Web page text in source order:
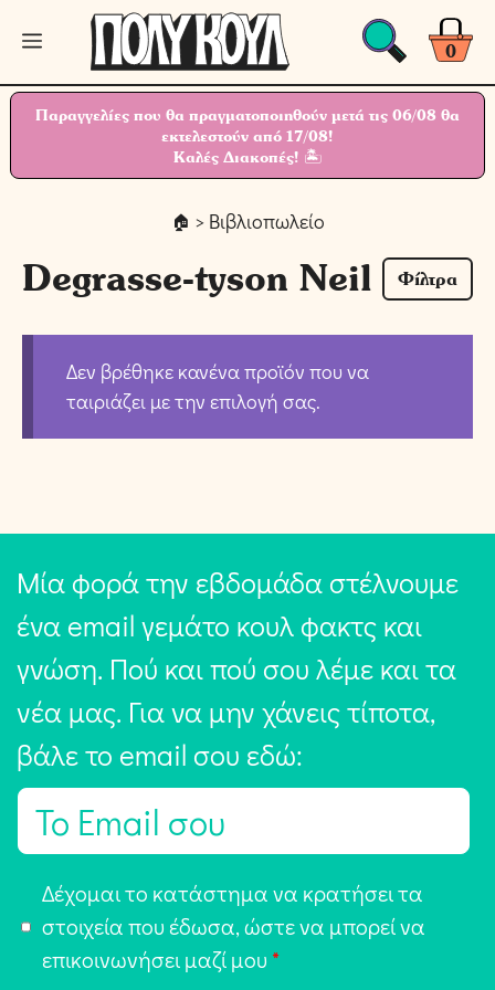
Μετάβαση
περιεχόμενο
0
Μενού
Παραγγελίες που θα πραγματοποιηθούν μετά τις 06/08 θα
εκτελεστούν από 17/08!
Καλές Διακοπές! 🏝
> Βιβλιοπωλείο
Degrasse-tyson Neil Φίλτρα
Δεν βρέθηκε κανένα προϊόν που να
ταιριάζει με την επιλογή σας.
Μία φορά την εβδομάδα στέλνουμε
ένα email γεμάτο κουλ φακτς και
γνώση. Πού και πού σου λέμε και τα
νέα μας. Για να μην χάνεις τίποτα,
βάλε το email σου εδώ:
E
π
Δέχομαι το κατάστημα να κρατήσει τα
στοιχεία που έδωσα, ώστε να μπορεί να
επικοινωνήσει μαζί μου *